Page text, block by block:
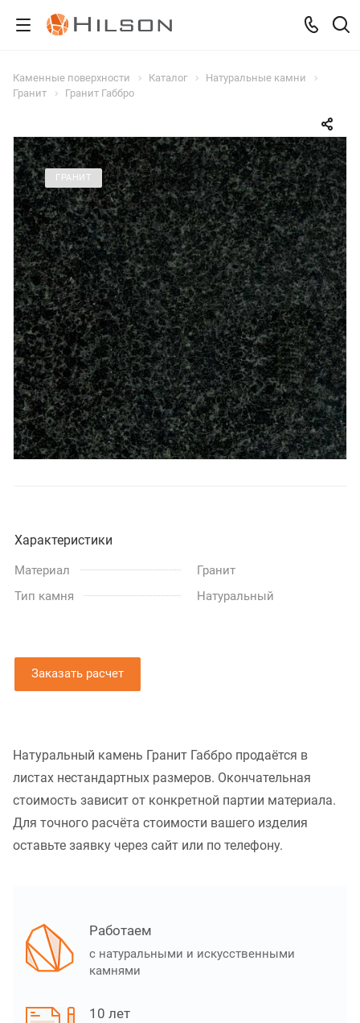
Каменные поверхности Каталог
Натуральные камни
Гранит
Гранит Габбро
ГРАНИТ
Характеристики
Материал
Гранит
Тип камня
Натуральный
Заказать расчет
Натуральный камень Гранит Габбро продаётся в
листах нестандартных размеров. Окончательная
стоимость зависит от конкретной партии материала.
Для точного расчёта стоимости вашего изделия
оставьте заявку через сайт или по телефону.
Работаем
с натуральными и искусственными
камнями
10 лет